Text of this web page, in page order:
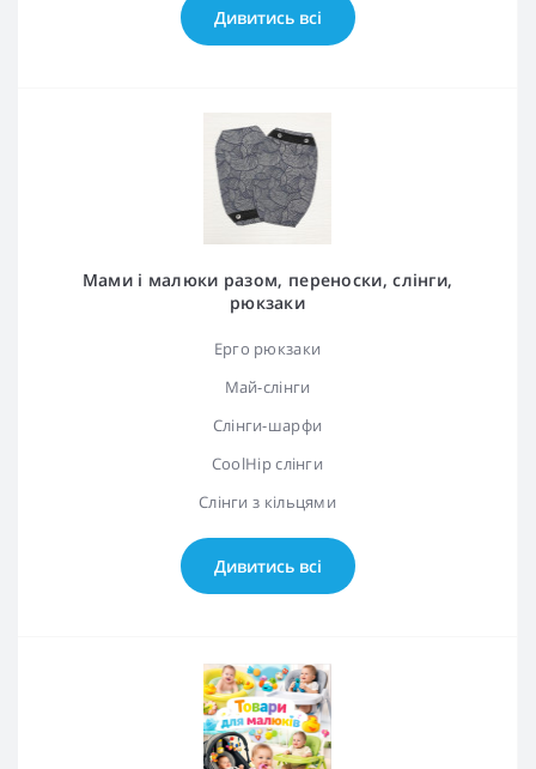
Дивитись всі
Мами і малюки разом, переноски, слінги,
рюкзаки
Ерго рюкзаки
Май-слінги
Слінги-шарфи
CoolHip слінги
Слінги з кільцями
Дивитись всі